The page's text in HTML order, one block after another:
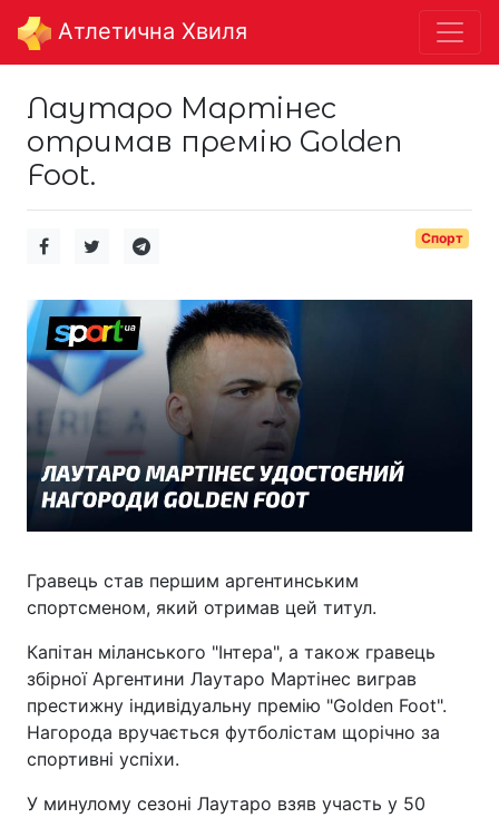
Aтлетична Хвиля
Лаутаро Мартінес
отримав премію Golden
Foot.
Спорт
Гравець став першим аргентинським
спортсменом, який отримав цей титул.
Капітан міланського "Інтера", а також гравець
збірної Аргентини Лаутаро Мартінес виграв
престижну індивідуальну премію "Golden Foot".
Нагорода вручається футболістам щорічно за
спортивні успіхи.
У минулому сезоні Лаутаро взяв участь у 50